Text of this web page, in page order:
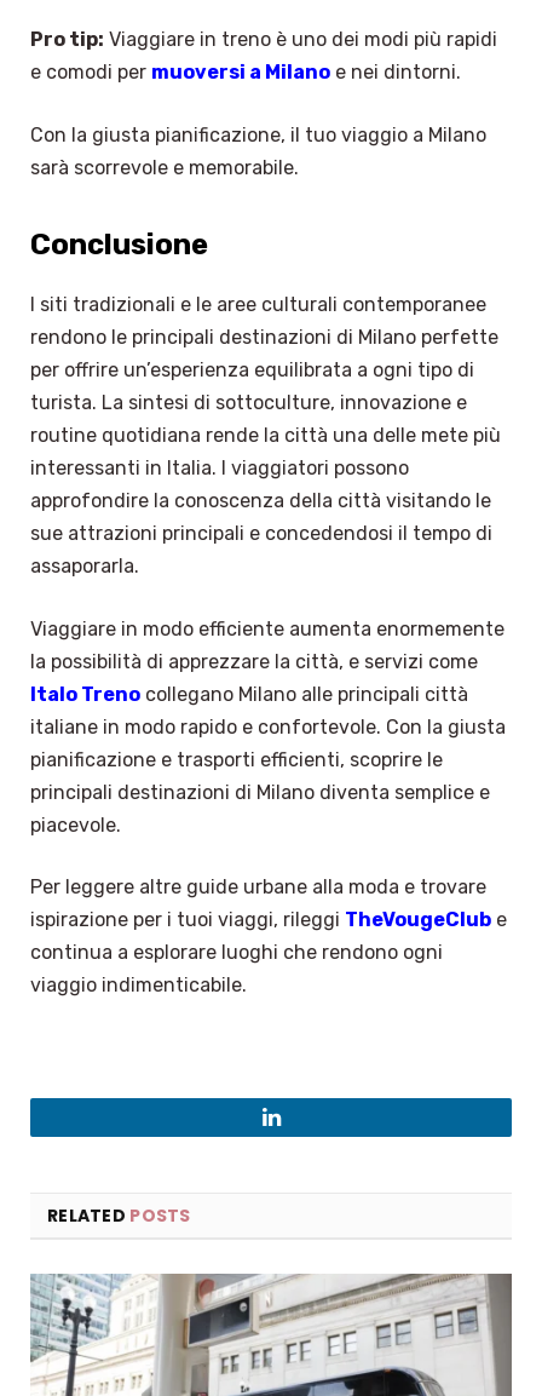
Pro tip: Viaggiare in treno è uno dei modi più rapidi
e comodi per muoversi a Milano e nei dintorni.
Con la giusta pianificazione, il tuo viaggio a Milano
sarà scorrevole e memorabile.
Conclusione
I siti tradizionali e le aree culturali contemporanee
rendono le principali destinazioni di Milano perfette
per offrire un’esperienza equilibrata a ogni tipo di
turista. La sintesi di sottoculture, innovazione e
routine quotidiana rende la città una delle mete più
interessanti in Italia. I viaggiatori possono
approfondire la conoscenza della città visitando le
sue attrazioni principali e concedendosi il tempo di
assaporarla.
Viaggiare in modo efficiente aumenta enormemente
la possibilità di apprezzare la città, e servizi come
Italo Treno collegano Milano alle principali città
italiane in modo rapido e confortevole. Con la giusta
pianificazione e trasporti efficienti, scoprire le
principali destinazioni di Milano diventa semplice e
piacevole.
Per leggere altre guide urbane alla moda e trovare
ispirazione per i tuoi viaggi, rileggi TheVougeClub e
continua a esplorare luoghi che rendono ogni
viaggio indimenticabile.
LinkedIn
RELATED POSTS